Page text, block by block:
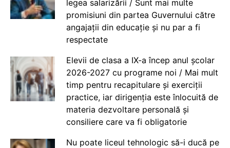
legea salarizării / Sunt mai multe
promisiuni din partea Guvernului către
angajații din educație și nu par a fi
respectate
Elevii de clasa a IX-a încep anul școlar
2026-2027 cu programe noi / Mai mult
timp pentru recapitulare și exerciții
practice, iar dirigenția este înlocuită de
materia dezvoltare personală și
consiliere care va fi obligatorie
Nu poate liceul tehnologic să-i ducă pe